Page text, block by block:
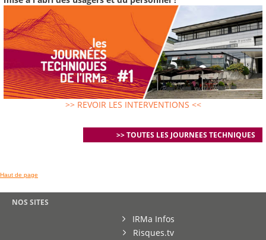
>> REVOIR LES INTERVENTIONS <<
>> TOUTES LES JOURNEES TECHNIQUES
Haut de page
NOS SITES
IRMa Infos
Risques.tv